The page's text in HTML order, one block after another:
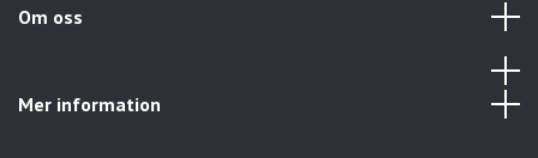
Om oss
Mer information